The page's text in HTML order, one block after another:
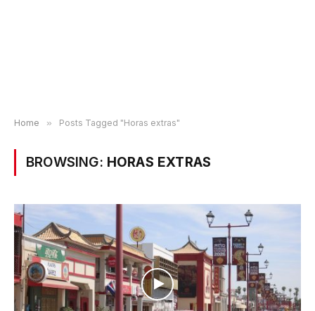
Home » Posts Tagged "Horas extras"
BROWSING: HORAS EXTRAS